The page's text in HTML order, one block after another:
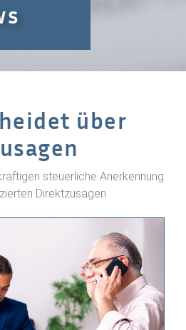
über
steuerliche Anerkennung
Direktzusagen